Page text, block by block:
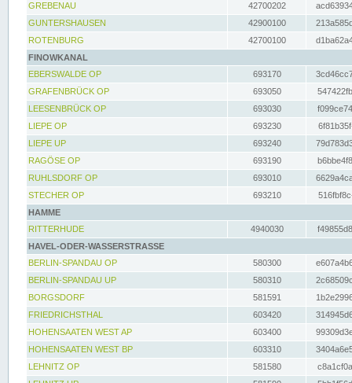
GREBENAU
42700202
GUNTERSHAUSEN
42900100
ROTENBURG
42700100
FINOWKANAL
EBERSWALDE OP
693170
GRAFENBRÜCK OP
693050
LEESENBRÜCK OP
693030
LIEPE OP
693230
LIEPE UP
693240
RAGÖSE OP
693190
RUHLSDORF OP
693010
STECHER OP
693210
HAMME
RITTERHUDE
4940030
HAVEL-ODER-WASSERSTRASSE
BERLIN-SPANDAU OP
580300
BERLIN-SPANDAU UP
580310
BORGSDORF
581591
FRIEDRICHSTHAL
603420
HOHENSAATEN WEST AP
603400
HOHENSAATEN WEST BP
603310
LEHNITZ OP
581580